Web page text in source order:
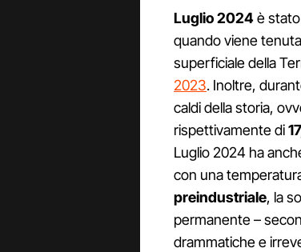
Luglio 2024è
quando viene
superficiale della
2023. Inoltre,
caldi della storia,
rispettivamente di
Luglio 2024 ha
con una
preindustriale, la
permanente –
drammatiche e